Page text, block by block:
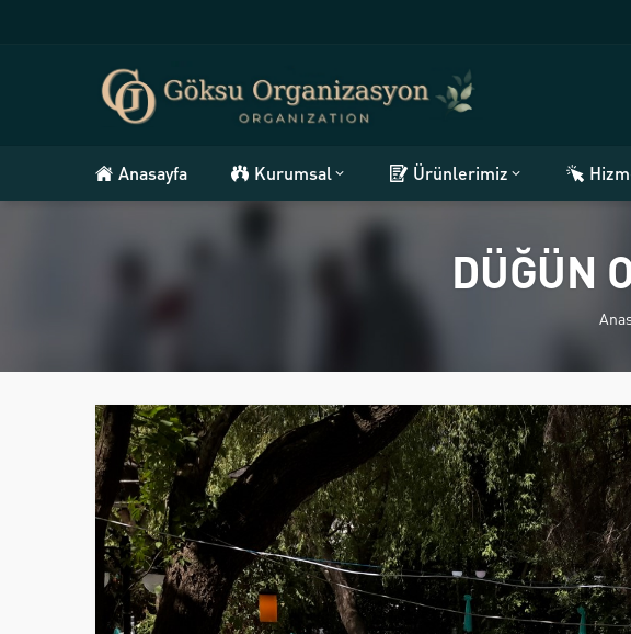
Anasayfa Kurumsal Ürünlerimiz
DÜĞÜN